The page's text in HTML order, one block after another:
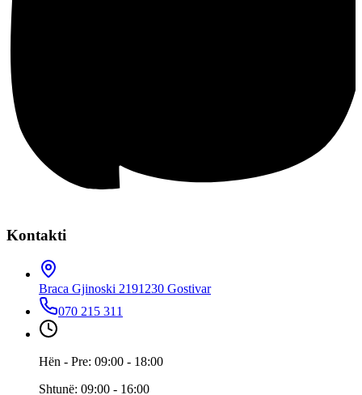
Kontakti
Braca Gjinoski 2191230 Gostivar
070 215 311
Hën - Pre: 09:00 - 18:00
Shtunë: 09:00 - 16:00